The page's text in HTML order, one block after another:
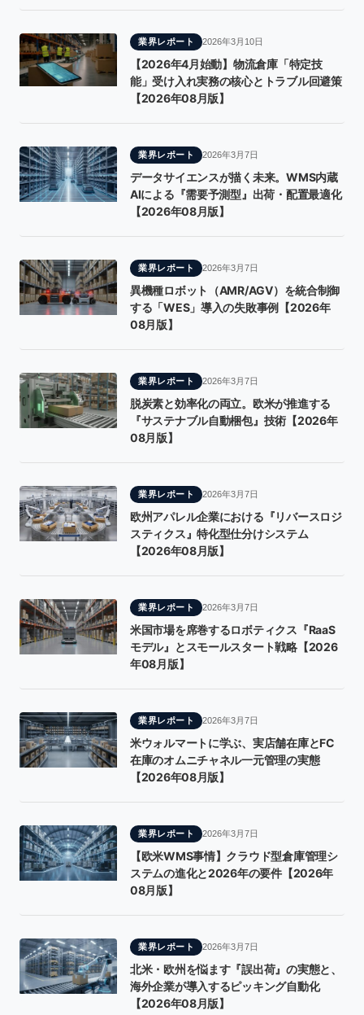
業界レポート 2026年3月10日
【2026年4月始動】物流倉庫「特定技
能」受け入れ実務の核心とトラブル回避策
【2026年08月版】
業界レポート 2026年3月7日
データサイエンスが描く未来。WMS内蔵
AIによる『需要予測型』出荷・配置最適化
【2026年08月版】
業界レポート 2026年3月7日
異機種ロボット（AMR/AGV）を統合制御
する「WES」導入の失敗事例【2026年
08月版】
業界レポート 2026年3月7日
脱炭素と効率化の両立。欧米が推進する
『サステナブル自動梱包』技術【2026年
08月版】
業界レポート 2026年3月7日
欧州アパレル企業における『リバースロジ
スティクス』特化型仕分けシステム
【2026年08月版】
業界レポート 2026年3月7日
米国市場を席巻するロボティクス『RaaS
モデル』とスモールスタート戦略【2026
年08月版】
業界レポート 2026年3月7日
米ウォルマートに学ぶ、実店舗在庫とFC
在庫のオムニチャネル一元管理の実態
【2026年08月版】
業界レポート 2026年3月7日
【欧米WMS事情】クラウド型倉庫管理シ
ステムの進化と2026年の要件【2026年
08月版】
業界レポート 2026年3月7日
北米・欧州を悩ます『誤出荷』の実態と、
海外企業が導入するピッキング自動化
【2026年08月版】